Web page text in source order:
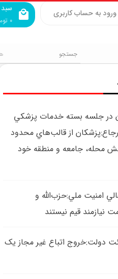
0
ورود به حساب کاربری
در جلسه بسته خدمات پزشکي
از قالب‌هاي محدود
محله، جامعه و منطقه خود
امنيت ملي:حزب‌الله و
نيازمند قيم‌ نيستند
دولت:خروج اتباع غير مجاز يک